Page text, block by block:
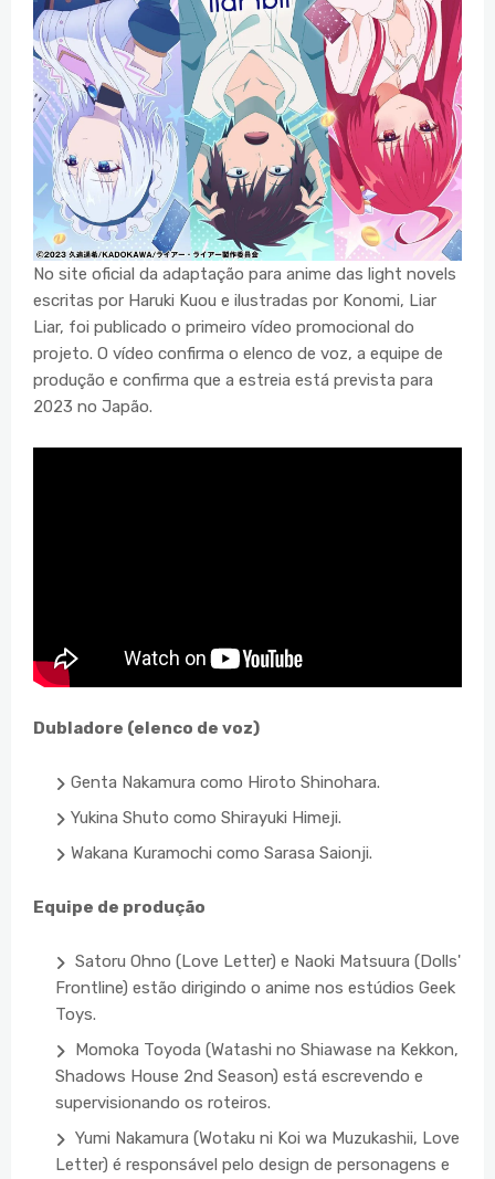
No site oficial da adaptação para anime das light novels
escritas por Haruki Kuou e ilustradas por Konomi, Liar
Liar, foi publicado o primeiro vídeo promocional do
projeto. O vídeo confirma o elenco de voz, a equipe de
produção e confirma que a estreia está prevista para
2023 no Japão.
Dubladore (elenco de voz)
Genta Nakamura como Hiroto Shinohara.
Yukina Shuto como Shirayuki Himeji.
Wakana Kuramochi como Sarasa Saionji.
Equipe de produção
Satoru Ohno (Love Letter) e Naoki Matsuura (Dolls'
Frontline) estão dirigindo o anime nos estúdios Geek
Toys.
Momoka Toyoda (Watashi no Shiawase na Kekkon,
Shadows House 2nd Season) está escrevendo e
supervisionando os roteiros.
Yumi Nakamura (Wotaku ni Koi wa Muzukashii, Love
Letter) é responsável pelo design de personagens e